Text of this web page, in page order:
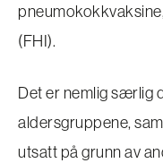
(FHI).
Det er nemlig særlig
aldersgruppene,
utsatt på grunn av